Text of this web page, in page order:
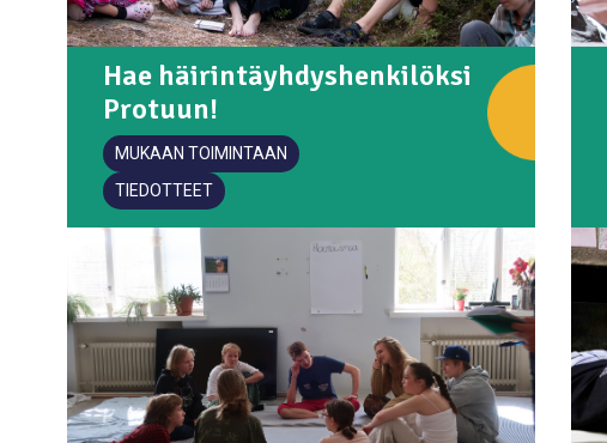
Hae häirintäyhdyshenkilöksi
Protuun!
MUKAAN TOIMINTAAN
TIEDOTTEET